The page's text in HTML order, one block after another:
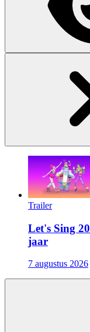
Trailer
Let's Sing
jaar
7 augustus 2026